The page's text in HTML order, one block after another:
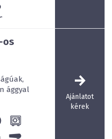
speciálisan kialakított
os
ággyal
Ajánlatot
kérek